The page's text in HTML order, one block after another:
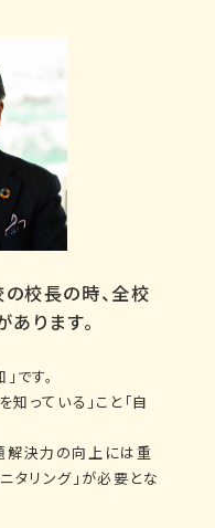
校長の時、全校
ります。
です。
知っている」こと「自
解決力の向上には重
タリング」が必要とな